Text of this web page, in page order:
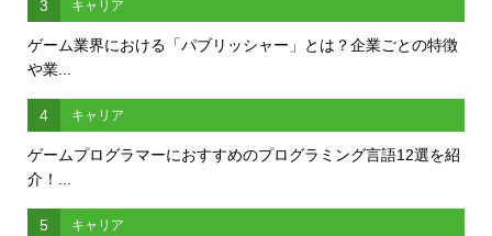
3 キャリア
ゲーム業界における「パブリッシャー」とは？企業ごとの特徴
や業...
4 キャリア
ゲームプログラマーにおすすめのプログラミング言語12選を紹
介！...
5 キャリア